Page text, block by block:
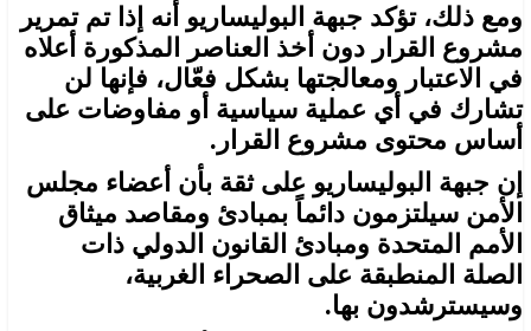
ومع ذلك، تؤكد جبهة البوليساريو أنه إذا تم تمرير
مشروع القرار دون أخذ العناصر المذكورة أعلاه
في الاعتبار ومعالجتها بشكل فعّال، فإنها لن
تشارك في أي عملية سياسية أو مفاوضات على
أساس محتوى مشروع القرار.
إن جبهة البوليساريو على ثقة بأن أعضاء مجلس
الأمن سيلتزمون دائماً بمبادئ ومقاصد ميثاق
الأمم المتحدة ومبادئ القانون الدولي ذات
الصلة المنطبقة على الصحراء الغربية،
وسيسترشدون بها.